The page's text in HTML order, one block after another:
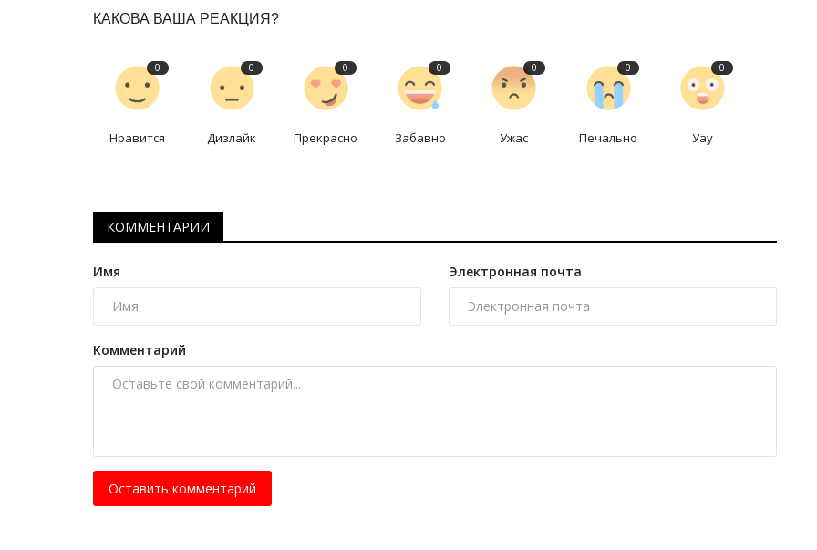
КАКОВА ВАША РЕАКЦИЯ?
0
Нравится
0
Дизлайк
0
Прекрасно
0
Забавно
0
Ужас
0
Печально
0
Уау
КОММЕНТАРИИ
Имя Электронная почта
Комментарий
Оставить комментарий